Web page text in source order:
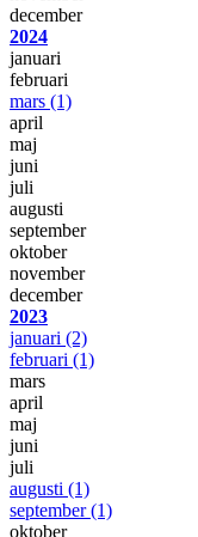
december
2024
januari
februari
mars (1)
april
maj
juni
juli
augusti
september
oktober
november
december
2023
januari (2)
februari (1)
mars
april
maj
juni
juli
augusti (1)
september(1)
oktober